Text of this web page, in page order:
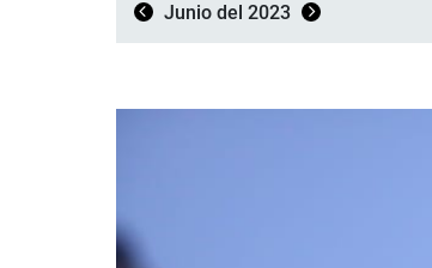
Junio del 2023